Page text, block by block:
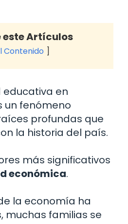
este Artículos
Contenido
educativa en
un fenómeno
profundas que
la historia del país.
más significativos
económica.
la economía ha
muchas familias se